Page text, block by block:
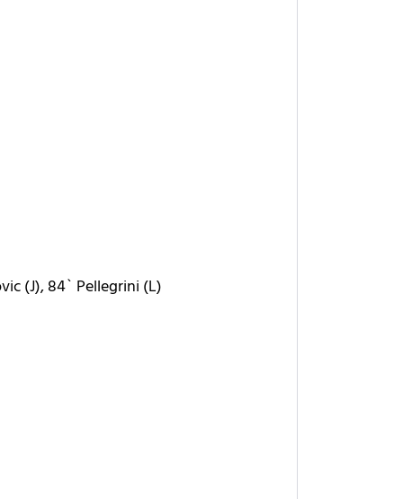
(J), 84` Pellegrini (L)